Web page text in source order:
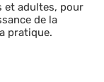
et adultes, pour
de la
pratique.